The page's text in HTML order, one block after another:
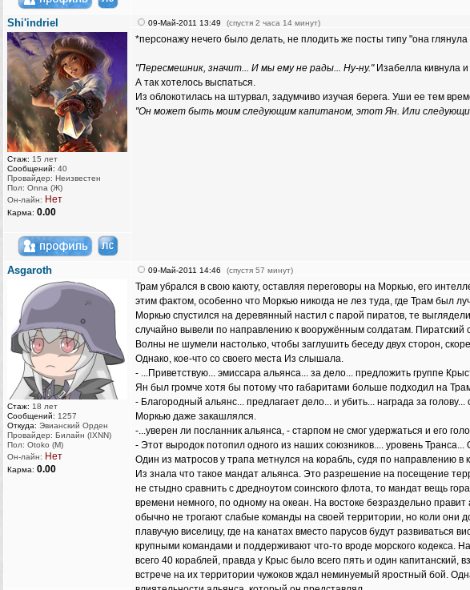
Shi'indriel
Стаж: 15 лет
Сообщений: 40
Провайдер: Неизвестен
Пол: Onna (Ж)
Он-лайн: Нет
Карма: 0.00
09-Май-2011 13:49 (спустя 2 часа 14 минут)
*персонажу нечего было делать, не плодить же посты типу "она
"Пересмешник, значит... И мы ему не рады... Ну-ну."Изабелла кивнула и
А так хотелось выспаться.
Из облокотилась на штурвал, задумчиво изучая берега. Уши ее тем
"Он может быть моим следующим капитаном, этот Ян. Или
Asgaroth
Стаж: 18 лет
Сообщений: 1257
Откуда: Эвианский Орден
Провайдер: Билайн (IXNN)
Пол: Otoko (M)
Он-лайн: Нет
Карма: 0.00
09-Май-2011 14:46 (спустя 57 минут)
Трам убрался в свою каюту, оставляя переговоры на Моркью, его
этим фактом, особенно что Моркью никогда не лез туда, где Трам был
Моркью спустился на деревянный настил с парой пиратов, те
случайно вывели по направлению к вооружённым солдатам. Пиратский
Волны не шумели настолько, чтобы заглушить беседу двух сторон,
Однако, кое-что со своего места Из слышала.
- ...Приветствую... эмиссара альянса... за дело... предложить группе
Ян был громче хотя бы потому что габаритами больше подходил на
- Благородный альянс... предлагает дело... и убить... награда за
Моркью даже закашлялся.
-...уверен ли посланник альянса, - старпом не смог удержаться и его
- Этот выродок потопил одного из наших союзников.... уровень
Один из матросов у трапа метнулся на корабль, судя по направлению в
Из знала что такое мандат альянса. Это разрешение на посещение
не стыдно сравнить с дредноутом соинского флота, то мандат вещь
времени немного, по одному на океан. На востоке безраздельно
обычно не трогают слабые команды на своей территории, но коли они
плавучую виселицу, где на канатах вместо парусов будут
крупными командами и поддерживают что-то вроде морского кодекса.
всего 40 кораблей, правда у Крыс было всего пять и один
встрече на их территории чужоков ждал неминуемый яростный бой.